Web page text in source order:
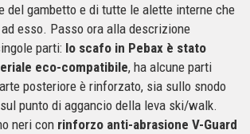
del gambetto e di tutte le alette interne che
esso. Passo ora alla descrizione
parti: lo scafo in Pebax è stato
eco-compatibile, ha alcune parti
posteriore è rinforzato, sia sullo snodo
punto di aggancio della leva ski/walk.
neri con rinforzo anti-abrasione V-Guard